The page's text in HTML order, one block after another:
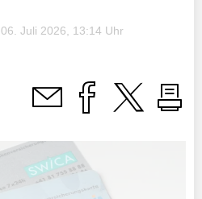
06. Juli 2026, 13:14 Uhr